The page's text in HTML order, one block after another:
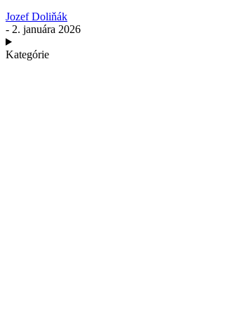
Jozef Doliňák
- 2. januára 2026
Kategórie